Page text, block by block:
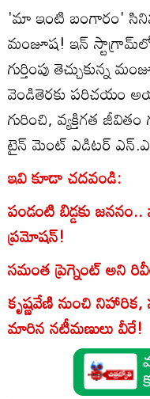
'మా ఇంటి బంగారం'
మంజూష! ఇన్
గుర్తింపు
వెండితెరకు పరిచయం
గురించి, వ్యక్తిగత
టైన్ మెంట్‌ ఎడిటర్‌
ఇవి కూడా చదవండి:
పండంటి బిడ్డకు
ప్రమోషన్!
సమంత ప్రెగ్నెంట్ అని
కృష్ణవేణి నుంచి
మారిన నటీమణులు వీరే!